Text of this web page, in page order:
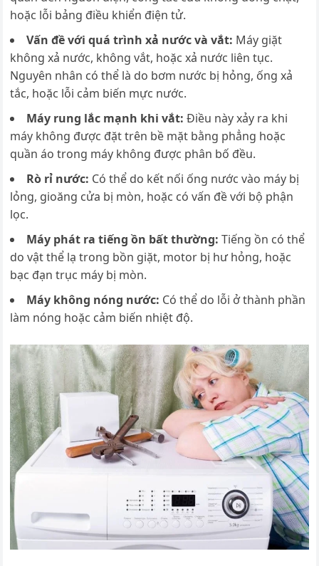
hoặc lỗi bảng điều khiển điện tử.
Vấn đề với quá trình xả nước và vắt: Máy giặt
không xả nước, không vắt, hoặc xả nước liên tục.
Nguyên nhân có thể là do bơm nước bị hỏng, ống xả
tắc, hoặc lỗi cảm biến mực nước.
Máy rung lắc mạnh khi vắt:Điều này xảy ra khi
máy không được đặt trên bề mặt bằng phẳng hoặc
quần áo trong máy không được phân bố đều.
Rò rỉ nước: Có thể do kết nối ống nước vào máy bị
lỏng, gioăng cửa bị mòn, hoặc có vấn đề với bộ phận
lọc.
Máy phát ra tiếng ồn bất thường: Tiếng ồn có thể
do vật thể lạ trong bồn giặt, motor bị hư hỏng, hoặc
bạc đạn trục máy bị mòn.
Máy không nóng nước: Có thể do lỗi ở thành phần
làm nóng hoặc cảm biến nhiệt độ.